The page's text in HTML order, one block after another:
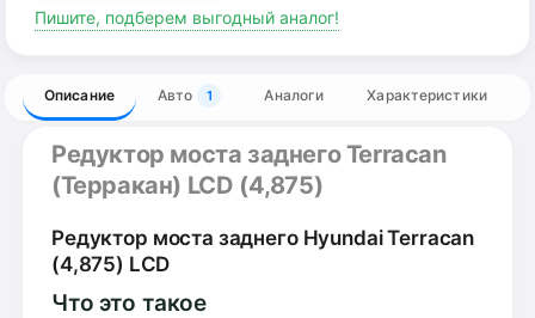
Пишите, подберем выгодный аналог!
Описание Авто 1 Аналоги Характеристики
Редуктор моста заднего Terracan
(Терракан) LCD (4,875)
Редуктор моста заднего Hyundai Terracan
(4,875) LCD
Что это такое